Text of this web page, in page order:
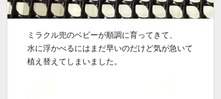
ミラクル兜のベビーが順調に育ってきて、
水に浮かべるにはまだ早いのだけど気が急いて
植え替えてしまいました。